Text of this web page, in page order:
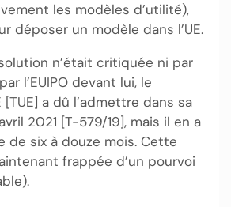
les modèles d’utilité),
déposer un modèle dans l’UE.
n’était critiquée ni par
l’EUIPO devant lui, le
[TUE] a dû l’admettre dans sa
2021 [T-579/19], mais il en a
de six à douze mois. Cette
frappée d’un pourvoi